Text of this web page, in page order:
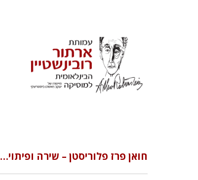
חואן פרז פלוריסטן – שירה ופיתוי…